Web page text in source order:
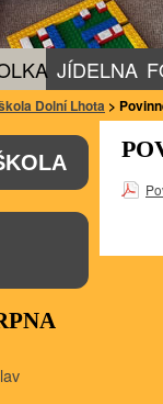
JÍDELNA
Dolní Lhota >